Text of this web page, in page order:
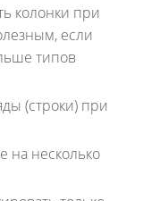
колонки при
если
типов
(строки) при
на несколько